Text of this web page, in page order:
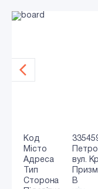
Код
Місто
Адреса
вул.
Тип
Сторона
B